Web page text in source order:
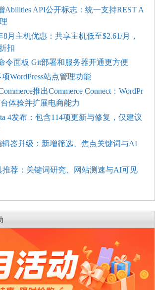
Abilities API公开标志：统一支持REST A
8月主机优惠：共享主机低至$2.61/月，
扣
令面板 Git部署和服务器开通更方便
WordPress站点管理功能
推出Commerce Connect：WordPr
体验并扩展电商能力
4发布：包含114项更新与修复，仅建议
辑器升级：新增筛选、焦点关键词与AI
推荐：关键词研究、网站测速与AI可见